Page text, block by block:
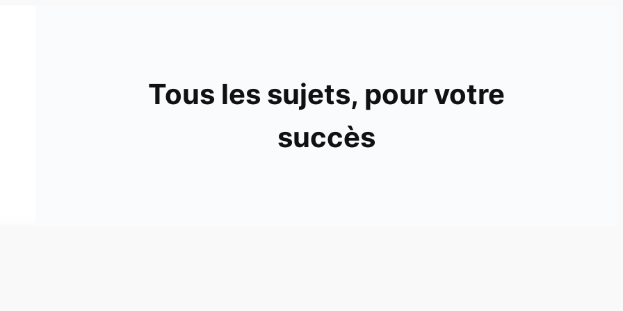
Tous les sujets, pour votre
succès